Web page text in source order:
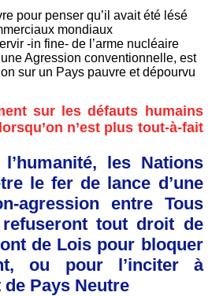
pour penser qu’il avait été lésé
mondiaux
-in fine- de l’arme nucléaire
Agression conventionnelle, est
sur un Pays pauvre et dépourvu
sur les défauts humains
n’est plus tout-à-fait
les Nations
le fer de lance d’une
agression entre Tous
tout droit de
de Lois pour bloquer
ou pour l’inciter à
Pays Neutre